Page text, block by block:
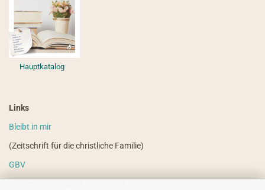
Hauptkatalog
Links
Bleibt in mir
(Zeitschrift für die christliche Familie)
GBV